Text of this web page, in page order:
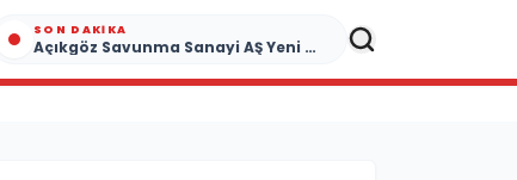
SON DAKIKA
Açıkgöz Savunma Sanayi AŞ Yeni Yönetim Kurulunu Açıkladı ve Savunma Sanayinde Küresel Vizyon Vurgusu